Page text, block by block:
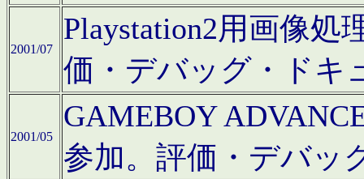
2001/07
Playstation2用画像
価・デバッグ・ドキ
2001/05
GAMEBOY
参加。評価・デバッ